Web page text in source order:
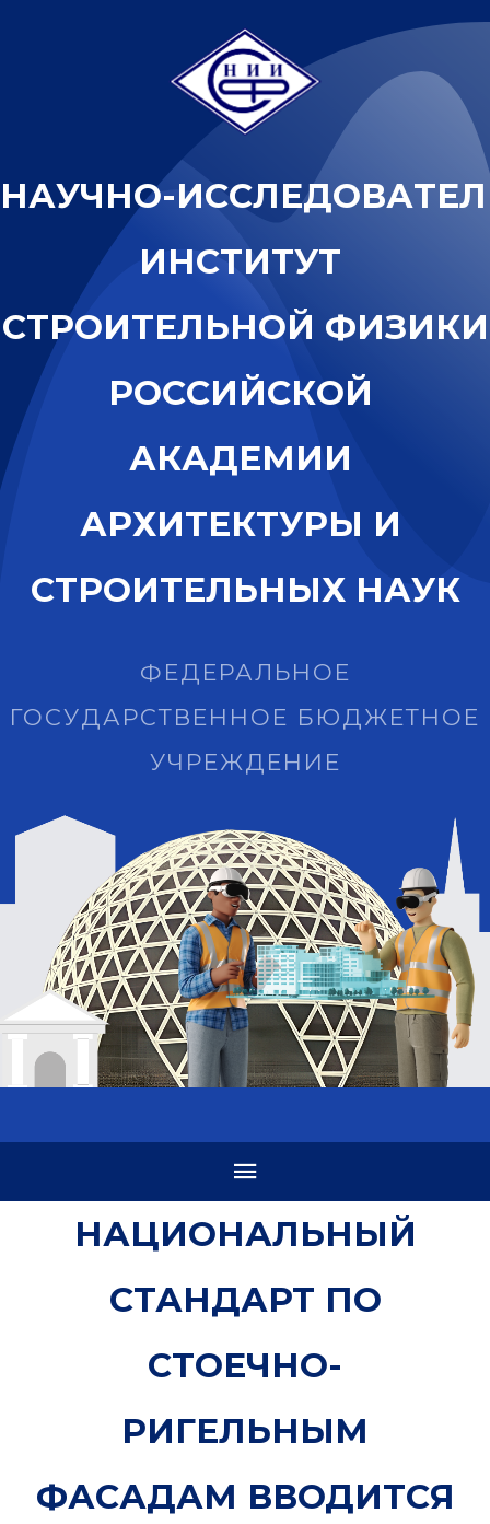
НАУЧНО-ИССЛЕДОВАТЕЛ
ИНСТИТУТ
СТРОИТЕЛЬНОЙ ФИЗИКИ
РОССИЙСКОЙ
АКАДЕМИИ
АРХИТЕКТУРЫ И
СТРОИТЕЛЬНЫХ НАУК
ФЕДЕРАЛЬНОЕ
ГОСУДАРСТВЕННОЕ БЮДЖЕТНОЕ
УЧРЕЖДЕНИЕ
НАЦИОНАЛЬНЫЙ
СТАНДАРТ ПО
СТОЕЧНО-
РИГЕЛЬНЫМ
ФАСАДАМ ВВОДИТСЯ